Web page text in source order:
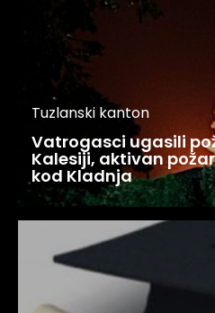
Tuzlanski kanton
Vatrogasci ugasili
Kalesiji, aktivan
kod Kladnja